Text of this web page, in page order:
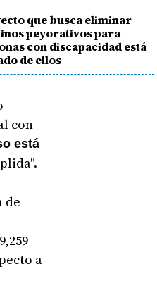
que busca eliminar
peyorativos para
con discapacidad está
de ellos
con
está
de
a